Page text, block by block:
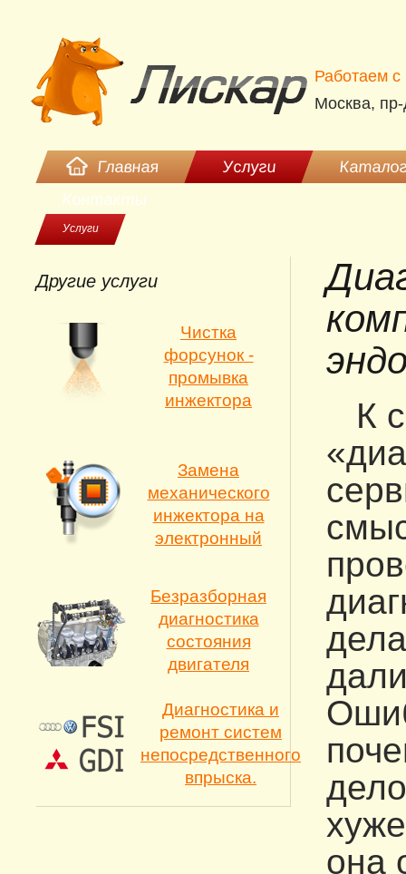
Работаем
Москва,
Главная Услуги
Контакты
Услуги
Другие услуги
Чистка
форсунок -
промывка
инжектора
Замена
механического
инжектора на
электронный
Безразборная
диагностика
состояния
двигателя
Диагностика и
ремонт систем
непосредственного
впрыска.
К
она